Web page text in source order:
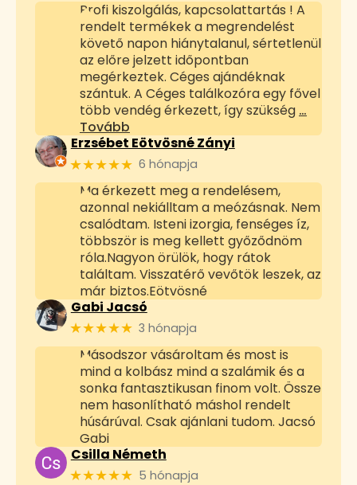
Profi kiszolgálás, kapcsolattartás ! A
rendelt termékek a megrendelést
követő napon hiánytalanul, sértetlenül
az előre jelzett időpontban
megérkeztek. Céges ajándéknak
szántuk. A Céges találkozóra egy fővel
több vendég érkezett, így szükség …
Tovább
Erzsébet Eötvösné Zányi
★★★★★ 6 hónapja
Ma érkezett meg a rendelésem,
azonnal nekiálltam a meózásnak. Nem
csalódtam. Isteni izorgia, fenséges íz,
többször is meg kellett győződnöm
róla.Nagyon örülök, hogy rátok
találtam. Visszatérő vevőtök leszek, az
már biztos.Eötvösné
Gabi Jacsó
★★★★★ 3 hónapja
Másodszor vásároltam és most is
mind a kolbász mind a szalámik és a
sonka fantasztikusan finom volt. Össze
nem hasonlítható máshol rendelt
húsárúval. Csak ajánlani tudom. Jacsó
Gabi
Csilla Németh
★★★★★ 5 hónapja